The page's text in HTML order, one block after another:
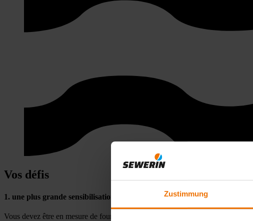
Zustimmung
Vos défis
1. une plus grande sensibilisation du public
Vous devez être en mesure de fournir des informations et de documenter les